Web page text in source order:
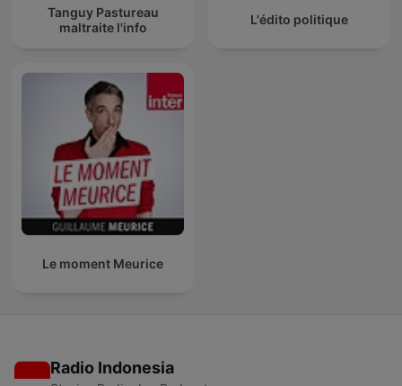
Tanguy Pastureau
maltraite l'info
L'édito politique
Le moment Meurice
Radio Indonesia